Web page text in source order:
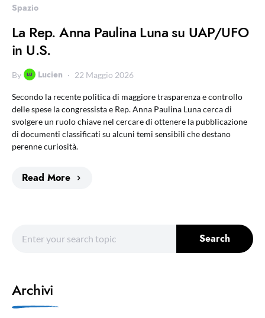
Spazio
La Rep. Anna Paulina Luna su UAP/UFO
in U.S.
By Lucien 22 Maggio 2026
Secondo la recente politica di maggiore trasparenza e controllo
delle spese la congressista e Rep. Anna Paulina Luna cerca di
svolgere un ruolo chiave nel cercare di ottenere la pubblicazione
di documenti classificati su alcuni temi sensibili che destano
perenne curiosità.
Read More
Search
Archivi